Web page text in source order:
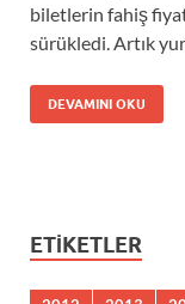
biletlerin fahiş
sürükledi. Artık
DEVAMINI OKU
ETIKETLER